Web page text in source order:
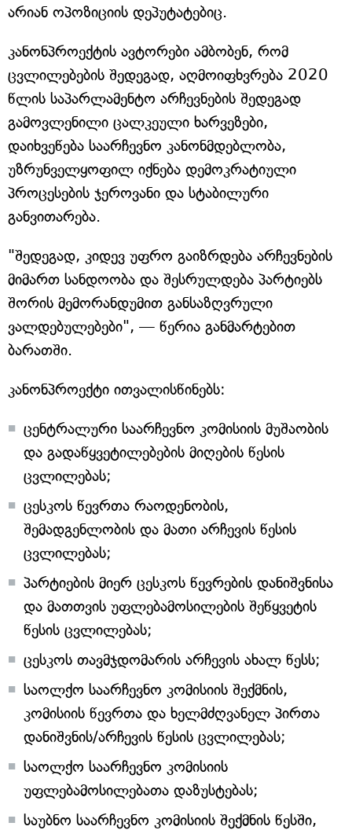
არიან ოპოზიციის დეპუტატებიც.
კანონპროექტის ავტორები ამბობენ, რომ
ცვლილებების შედეგად, აღმოიფხვრება 2020
წლის საპარლამენტო არჩევნების შედეგად
გამოვლენილი ცალკეული ხარვეზები,
დაიხვეწება საარჩევნო კანონმდებლობა,
უზრუნველყოფილ იქნება დემოკრატიული
პროცესების ჯეროვანი და სტაბილური
განვითარება.
"შედეგად, კიდევ უფრო გაიზრდება არჩევნების
მიმართ სანდოობა და შესრულდება პარტიებს
შორის მემორანდუმით განსაზღვრული
ვალდებულებები", — წერია განმარტებით
ბარათში.
კანონპროექტი ითვალისწინებს:
ცენტრალური საარჩევნო კომისიის მუშაობის
და გადაწყვეტილებების მიღების წესის
ცვლილებას;
ცესკოს წევრთა რაოდენობის,
შემადგენლობის და მათი არჩევის წესის
ცვლილებას;
პარტიების მიერ ცესკოს წევრების დანიშვნისა
და მათთვის უფლებამოსილების შეწყვეტის
წესის ცვლილებას;
ცესკოს თავმჯდომარის არჩევის ახალ წესს;
საოლქო საარჩევნო კომისიის შექმნის,
კომისიის წევრთა და ხელმძღვანელ პირთა
დანიშვნის/არჩევის წესის ცვლილებას;
საოლქო საარჩევნო კომისიის
უფლებამოსილებათა დაზუსტებას;
საუბნო საარჩევნო კომისიის შექმნის წესში,